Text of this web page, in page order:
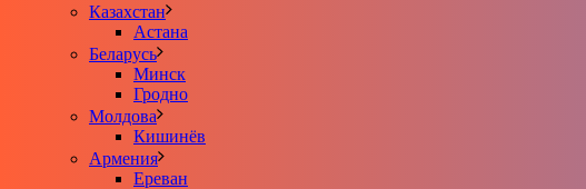
Казахстан
Астана
Беларусь
Минск
Гродно
Молдова
Кишинёв
Армения
Ереван